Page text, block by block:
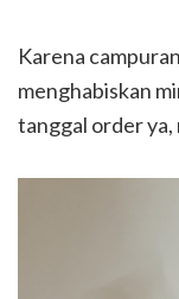
Karena
menghabiskan
tanggal order ya,